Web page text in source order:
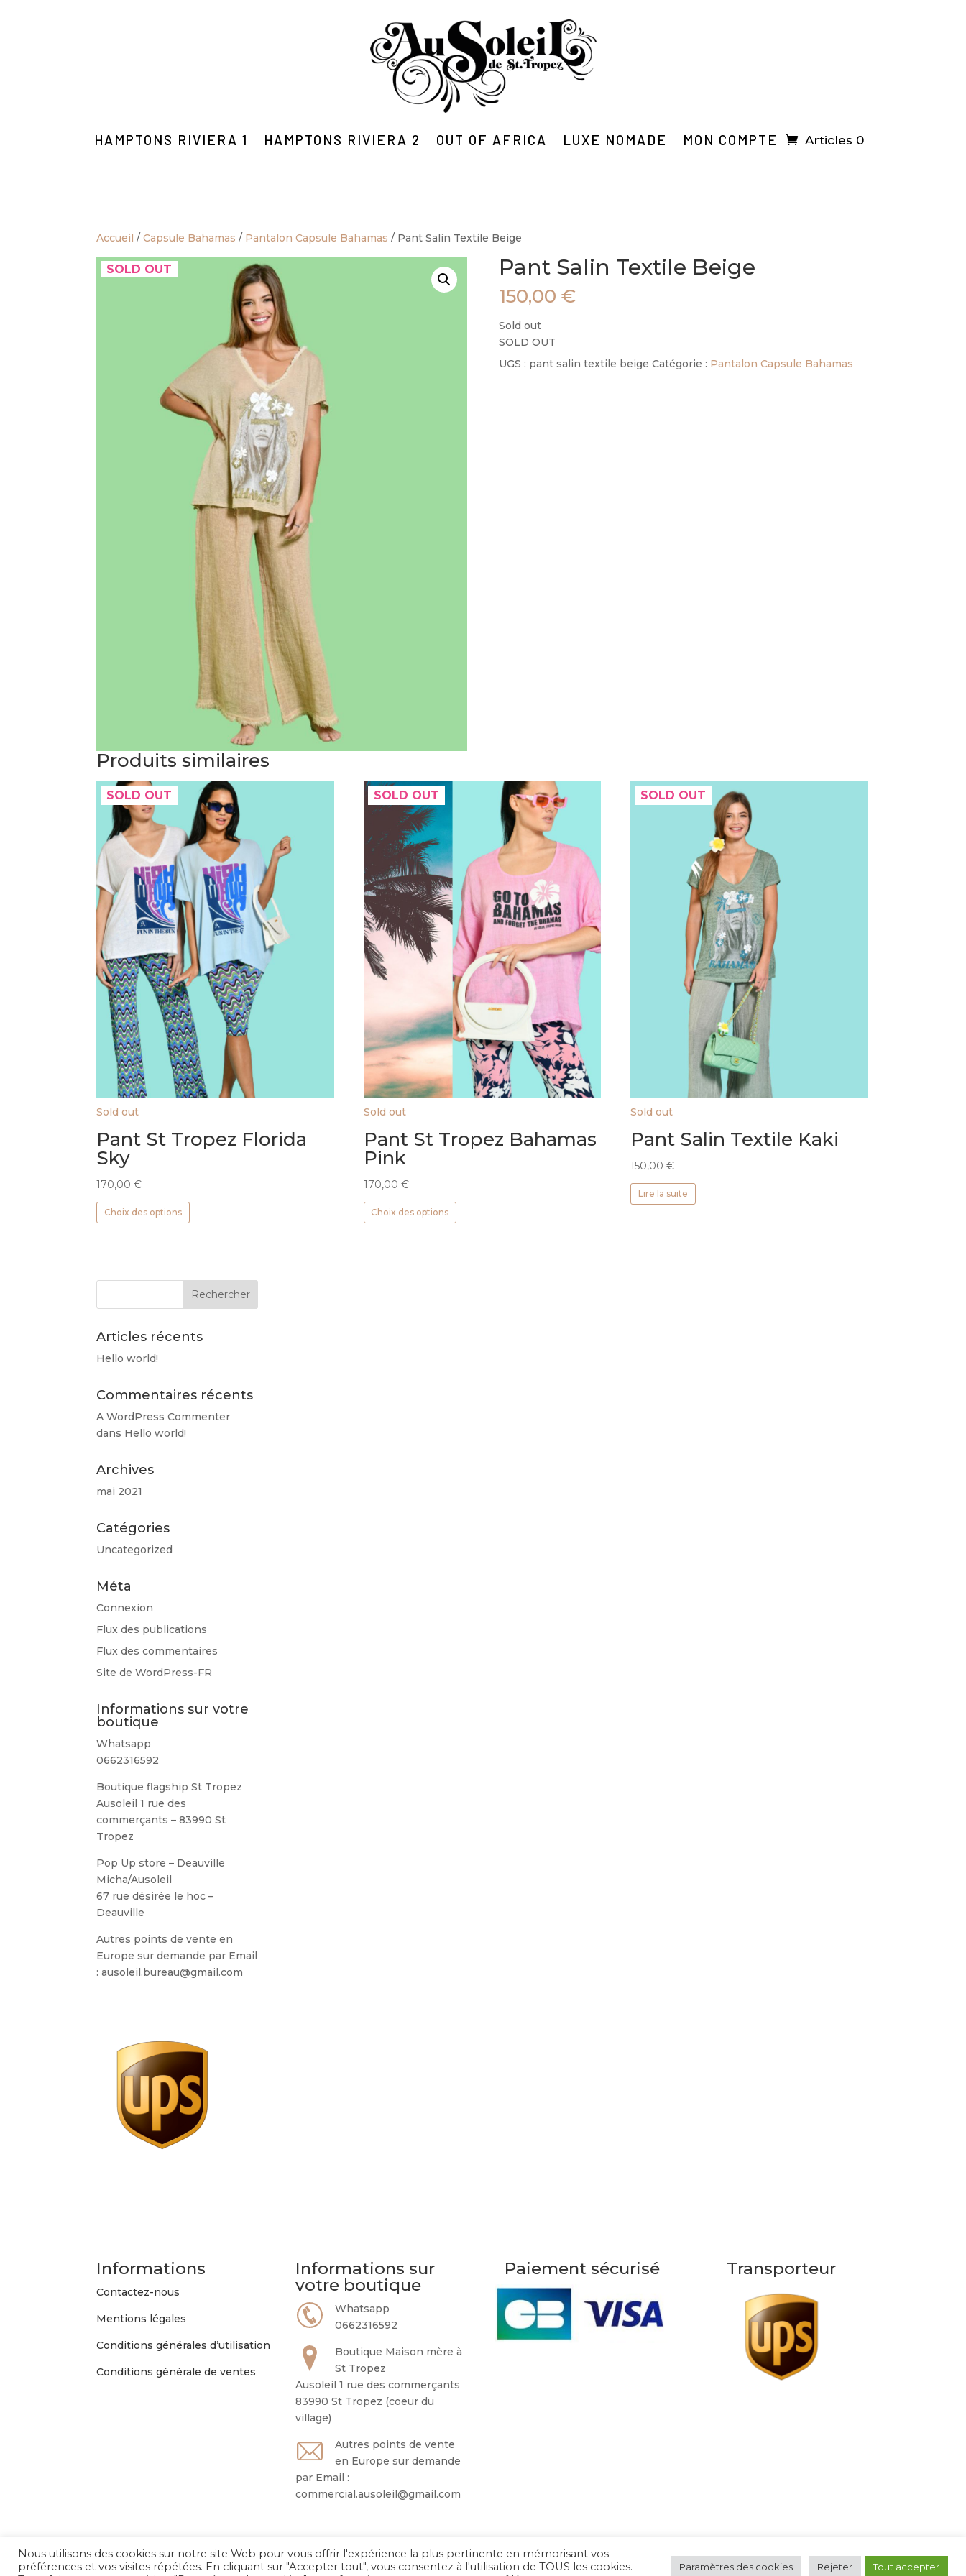
HAMPTONS RIVIERA 1 HAMPTONS RIVIERA 2 OUT OF AFRICA LUXE NOMADE MON COMPTE Articles 0
Accueil /Capsule Bahamas / Pantalon Capsule Bahamas / Pant Salin Textile Beige
SOLD OUT Pant Salin Textile Beige
150,00 €
Sold out
SOLD OUT
UGS : pant salin textile beige Catégorie : Pantalon Capsule Bahamas
Produits similaires
SOLD OUT
Sold out
Pant St Tropez Florida
Sky
170,00€
Choix des options
Ce
Les
options
être
page
du
SOLD OUT
Sold out
Pant St Tropez Bahamas
Pink
170,00 €
Choix des options
Ce
SOLD OUT
Sold out
Pant Salin Textile Kaki
150,00€
Lire la suite
Articles récents
Hello world!
Commentaires récents
A WordPress Commenter
dans Hello world!
Archives
mai 2021
Catégories
Uncategorized
Méta
Connexion
Flux des publications
Flux des commentaires
Site de WordPress-FR
Informations sur votre
boutique
Whatsapp
0662316592
Boutique flagship St Tropez
Ausoleil 1 rue des
commerçants – 83990 St
Tropez
Pop Up store – Deauville
Micha/Ausoleil
67 rue désirée le hoc –
Deauville
Autres points de vente en
Europe sur demande par Email
: ausoleil.bureau@gmail.com
Informations
Contactez-nous
Mentions légales
Conditions générales d’utilisation
Conditions générale de ventes
Informations sur
votre boutique
Whatsapp
0662316592
Boutique Maison mère à
St Tropez
Ausoleil 1 rue des commerçants
83990 St Tropez (coeur du
village)
Autres points de vente
en Europe sur demande
par Email :
commercial.ausoleil@gmail.com
Paiement sécurisé Transporteur
Au Soleil de Saint Tropez 2026– Tous droits réservés
Nous utilisons des cookies sur notre site Web pour vous offrir l'expérience la plus pertinente en mémorisant vos
préférences et vos visites répétées. En cliquant sur "Accepter tout", vous consentez à l'utilisation de TOUS les cookies.
Paramètres des cookies Rejeter Tout accepter